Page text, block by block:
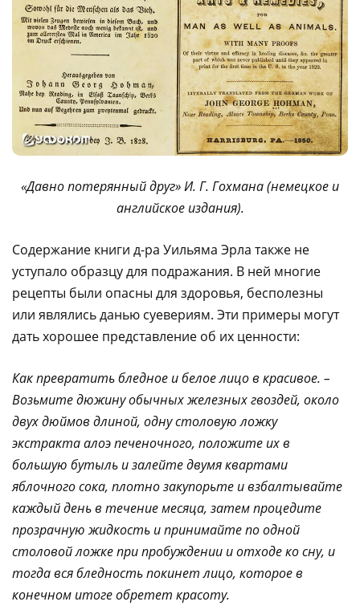
«Давно потерянный друг» И. Г. Гохмана (немецкое и
английское издания).
Содержание книги д-ра Уильяма Эрла также не
уступало образцу для подражания. В ней многие
рецепты были опасны для здоровья, бесполезны
или являлись данью суевериям. Эти примеры могут
дать хорошее представление об их ценности:
Как превратить бледное и белое лицо в красивое. –
Возьмите дюжину обычных железных гвоздей, около
двух дюймов длиной, одну столовую ложку
экстракта алоэ печеночного, положите их в
большую бутыль и залейте двумя квартами
яблочного сока, плотно закупорьте и взбалтывайте
каждый день в течение месяца, затем процедите
прозрачную жидкость и принимайте по одной
столовой ложке при пробуждении и отходе ко сну, и
тогда вся бледность покинет лицо, которое в
конечном итоге обретет красоту.